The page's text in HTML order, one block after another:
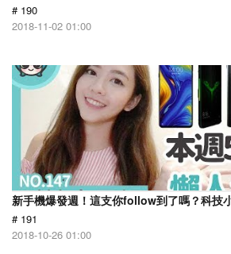
# 190
2018-11-02 01:00
新手機爆發週！這支你follow到了嗎？科技
# 191
2018-10-26 01:00